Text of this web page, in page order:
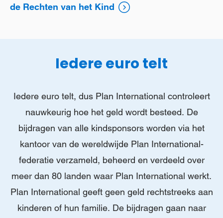
de Rechten van het Kind
Iedere euro telt
Iedere euro telt, dus Plan International controleert
nauwkeurig hoe het geld wordt besteed. De
bijdragen van alle kindsponsors worden via het
kantoor van de wereldwijde Plan International-
federatie verzameld, beheerd en verdeeld over
meer dan 80 landen waar Plan International werkt.
Plan International geeft geen geld rechtstreeks aan
kinderen of hun familie. De bijdragen gaan naar